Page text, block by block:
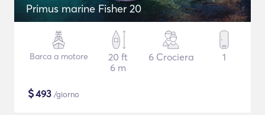
Primus marine Fisher 20
Barca a motore
20 ft
6 m
6 Crociera 1
$493 /giorno